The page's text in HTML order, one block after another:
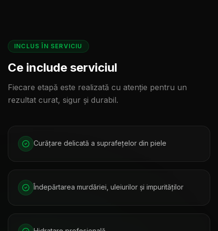
INCLUS ÎN SERVICIU
Ce include serviciul
Fiecare etapă este realizată cu atenție pentru un
rezultat curat, sigur și durabil.
Curățare delicată a suprafețelor din piele
Îndepărtarea murdăriei, uleiurilor și impurităților